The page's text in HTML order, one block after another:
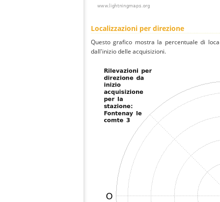
Localizzazioni per direzione
Questo grafico mostra la percentuale di
dall'inizio delle acquisizioni.